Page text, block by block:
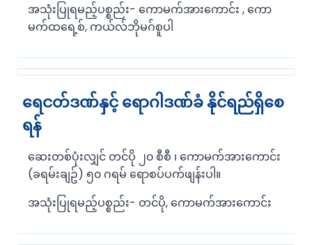
အသုံးပြုရမည့်ပစ္စည်း- ကောမက်အားကောင်း , ကော
မက်ထရေ့စ်, ကယ်လ်ဘိုမဂ်စူပါ
ရေငတ်ဒဏ်နှင့် ရောဂါဒဏ်ခံ နိုင်ရည်ရှိစေ
ရန်
ဆေးတစ်ပုံးလျှင် တင်ပို ၂၀ စီစီ ၊ ကောမက်အားကောင်း
(ခရမ်းချဥ်) ၅၀ ဂရမ် ရောစပ်ပက်ဖျန်းပါ။
အသုံးပြုရမည့်ပစ္စည်း- တင်ပို, ကောမက်အားကောင်း